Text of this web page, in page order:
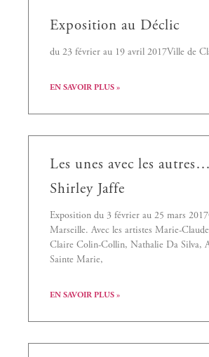
Exposition au Déclic
du 23 février au 19 avril 2017Ville de
EN SAVOIR PLUS »
Les unes avec les
Shirley Jaffe
Exposition du 3 février au 25 mars
Marseille. Avec les artistes Marie-
Claire Colin-Collin, Nathalie Da Silva,
Sainte Marie,
EN SAVOIR PLUS »